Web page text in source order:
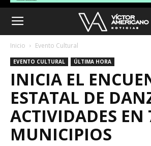
Inicio Evento Cultural
EVENTO CULTURAL ÚLTIMA HORA
INICIA EL
ESTATAL DE
ACTIVIDADES EN
MUNICIPIOS